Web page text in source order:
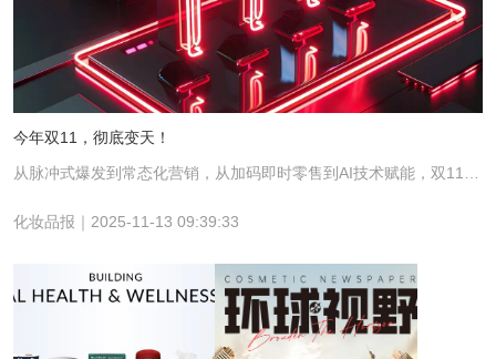
今年双11，彻底变天！
从脉冲式爆发到常态化营销，从加码即时零售到AI技术赋能，双11正经历前所未有的转型。
化妆品报｜2025-11-13 09:39:33